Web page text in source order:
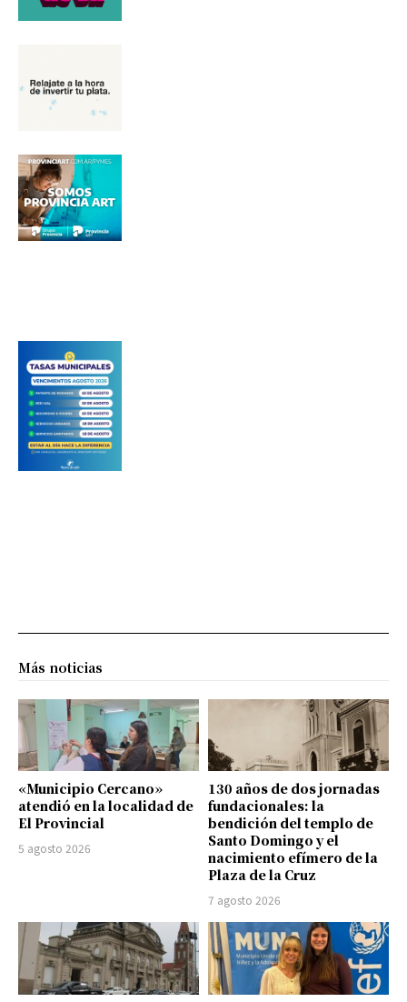
Nombre
Más noticias
«Municipio Cercano»
atendió en la localidad de
El Provincial
5 agosto 2026
130 años de dos jornadas
fundacionales: la
bendición del templo de
Santo Domingo y el
nacimiento efímero de la
Plaza de la Cruz
7 agosto 2026